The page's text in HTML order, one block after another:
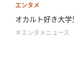
エンタメ
オカルト好き大
＃エンタメニュース